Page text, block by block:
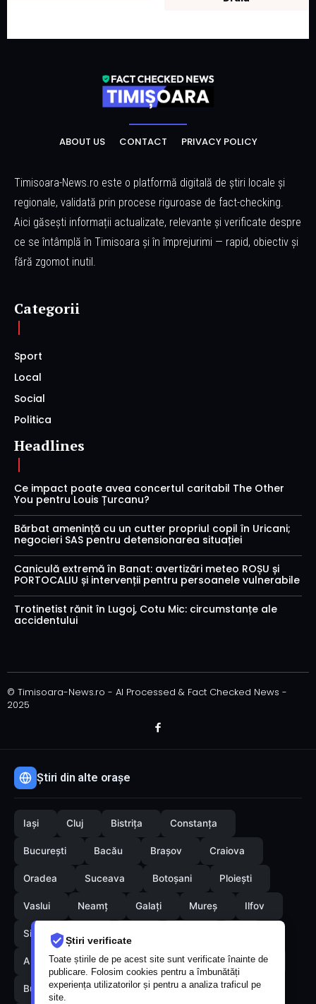
Știri verificate
Toate știrile de pe acest site sunt verificate înainte de
publicare. Folosim cookies pentru a îmbunătăți
experiența utilizatorilor și pentru a analiza traficul pe
site.
ABOUT US CONTACT PRIVACY POLICY
Timisoara-News.ro este o platformă digitală de știri locale și
regionale, validată prin procese riguroase de fact-checking.
Aici găsești informații actualizate, relevante și verificate despre
ce se întâmplă în Timisoara și în împrejurimi — rapid, obiectiv și
fără zgomot inutil.
Categorii
Sport
Local
Social
Politica
Headlines
Ce impact poate avea concertul caritabil The Other
You pentru Louis Țurcanu?
Bărbat amenință cu un cutter propriul copil în Uricani;
negocieri SAS pentru detensionarea situației
Caniculă extremă în Banat: avertizări meteo ROȘU și
PORTOCALIU și intervenții pentru persoanele vulnerabile
Trotinetist rănit în Lugoj, Cotu Mic: circumstanțe ale
accidentului
© Timisoara-News.ro - AI Processed & Fact Checked News -
2025
Știri din alte orașe
Iași Cluj Bistrița Constanța
București Bacău Brașov Craiova
Oradea Suceava Botoșani Ploiești
Vaslui Neamț Galați Mureș Ilfov
Sibiu
Arges Maramures Vrancea Satumare
Buzau Braila Calarasi Caras-Severin